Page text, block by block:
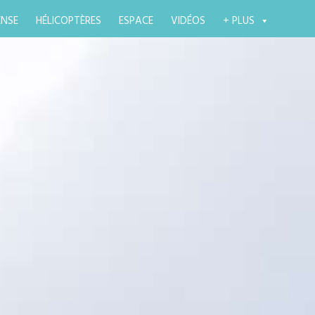
HÉLICOPTÈRES ESPACE VIDÉOS + PLUS